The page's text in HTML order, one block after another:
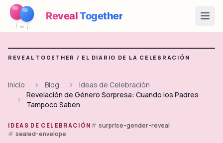
RevealTogether
Cómo Funciona
Juegos
Blog
REVEAL TOGETHER / EL DIARIO DE LA CELEBRACIÓN
Inicio Blog
Ideas de Celebración
Revelación de Género Sorpresa: Cuando los Padres
Tampoco Saben
IDEAS DE CELEBRACIÓN
surprise-gender-reveal
sealed-envelope